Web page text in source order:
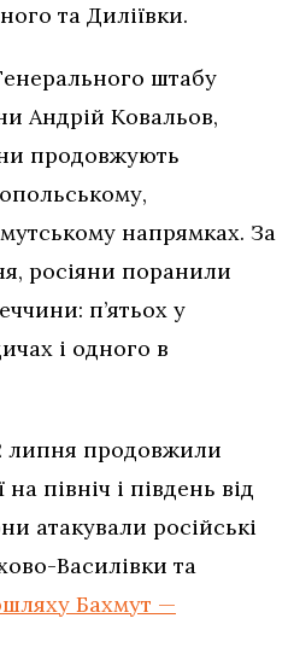
та Диліївки.
штабу
Андрій Ковальов,
продовжують
напрямках. За
росіяни поранили
п’ятьох у
і одного в
липня продовжили
північ і південь від
атакували російські
Василівки та
Бахмут —